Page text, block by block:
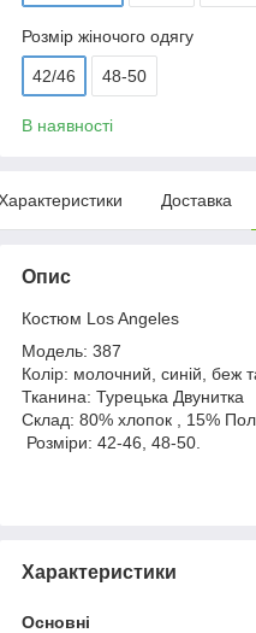
Розмір жіночого одягу
42/46 48-50
В наявності
Доставка
Опис
Костюм Los Angeles
Модель: 387
Колір: молочний, синій, беж
Тканина: Турецька Двунитка
Склад: 80% хлопок , 15%
Розміри: 42-46, 48-50.
Характеристики
Основні